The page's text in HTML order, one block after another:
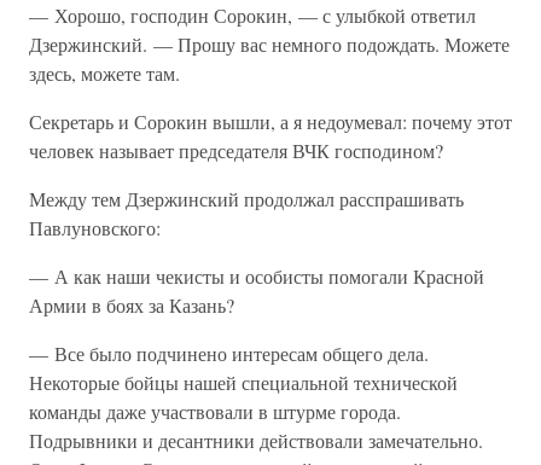
— Хорошо, господин Сорокин, — с улыбкой ответил
Дзержинский. — Прошу вас немного подождать. Можете
здесь, можете там.
Секретарь и Сорокин вышли, а я недоумевал: почему этот
человек называет председателя ВЧК господином?
Между тем Дзержинский продолжал расспрашивать
Павлуновского:
— А как наши чекисты и особисты помогали Красной
Армии в боях за Казань?
— Все было подчинено интересам общего дела.
Некоторые бойцы нашей специальной технической
команды даже участвовали в штурме города.
Подрывники и десантники действовали замечательно.